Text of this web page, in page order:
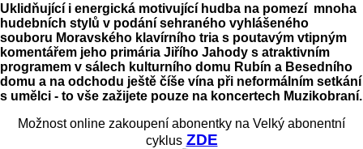
Uklidňující i energická motivující hudba na pomezí mnoha
hudebních stylů v podání sehraného vyhlášeného
souboru Moravského klavírního tria s poutavým vtipným
komentářem jeho primária Jiřího Jahody s atraktivním
programem v sálech kulturního domu Rubín a Besedního
domu a na odchodu ještě číše vína při neformálním setkání
s umělci - to vše zažijete pouze na koncertech Muzikobraní.
Možnost online zakoupení abonentky na Velký abonentní
cyklus ZDE